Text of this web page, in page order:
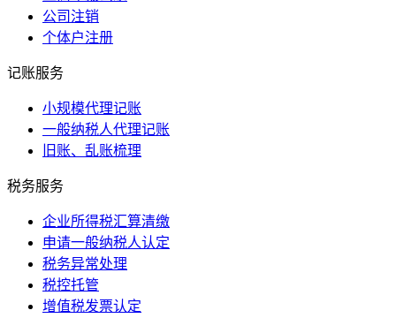
公司注销
个体户注册
记账服务
小规模代理记账
一般纳税人代理记账
旧账、乱账梳理
税务服务
企业所得税汇算清缴
申请一般纳税人认定
税务异常处理
税控托管
增值税发票认定